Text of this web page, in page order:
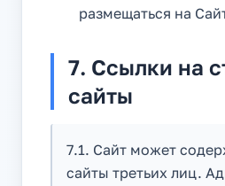
размещаться на
7. Ссылки на
сайты
7.1. Сайт может
сайты третьих лиц.